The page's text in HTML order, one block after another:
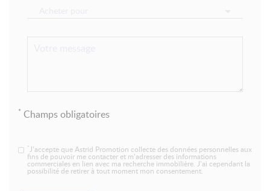
* Champs obligatoires
* J’accepte que Astrid Promotion collecte des données personnelles aux
fins de pouvoir me contacter et m’adresser des informations
commerciales en lien avec ma recherche immobilière. J’ai cependant la
possibilité de retirer à tout moment mon consentement.